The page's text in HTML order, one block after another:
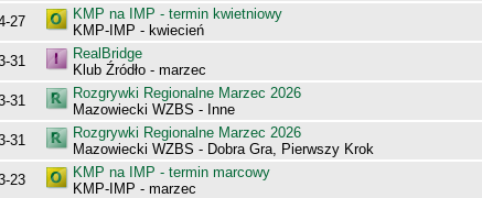
27
KMP na IMP - termin kwietniowy
KMP-IMP - kwiecień
31
RealBridge
Klub Źródło - marzec
31
Rozgrywki Regionalne Marzec 2026
Mazowiecki WZBS - Inne
31
Rozgrywki Regionalne Marzec 2026
Mazowiecki WZBS - Dobra Gra, Pierwszy Krok
23
KMP na IMP - termin marcowy
KMP-IMP - marzec